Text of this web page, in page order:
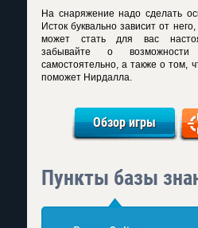
На снаряжение надо сделать
Исток буквально зависит от
может стать для вас
забывайте о возможности
самостоятельно, а также о том,
поможет Нирдалла.
Обзор игры
Пункты базы